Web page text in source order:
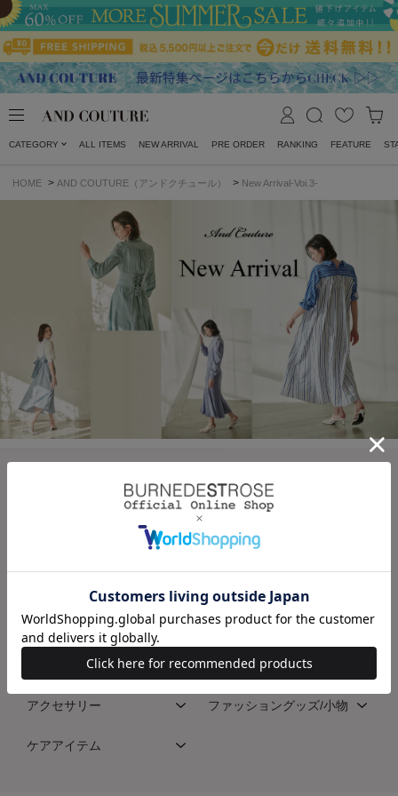
CATEGORY ALL ITEMS NEW ARRIVAL PRE ORDER RANKING FEATURE
HOME > AND COUTURE（アンドクチュール） > New Arrival-Voi.3-
CATEGORY(AND COUTURE)
トップス
アウター ジャケット/スーツ
シューズ
アクセサリー ファッショングッズ/小物
ケアアイテム